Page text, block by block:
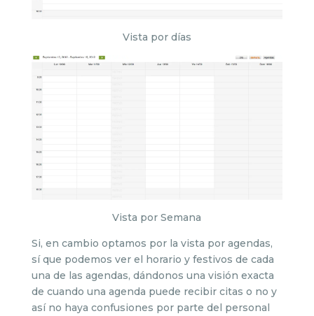
Vista por días
Vista por Semana
Si, en cambio optamos por la vista por agendas,
sí que podemos ver el horario y festivos de cada
una de las agendas, dándonos una visión exacta
de cuando una agenda puede recibir citas o no y
así no haya confusiones por parte del personal